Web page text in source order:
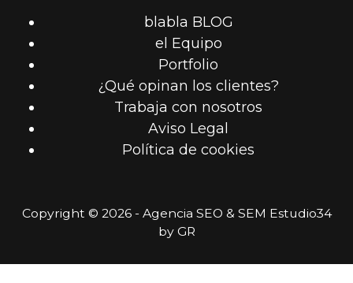
blabla BLOG
el Equipo
Portfolio
¿Qué opinan los clientes?
Trabaja con nosotros
Aviso Legal
Política de cookies
Copyright © 2026 - Agencia SEO & SEM Estudio34
by GR